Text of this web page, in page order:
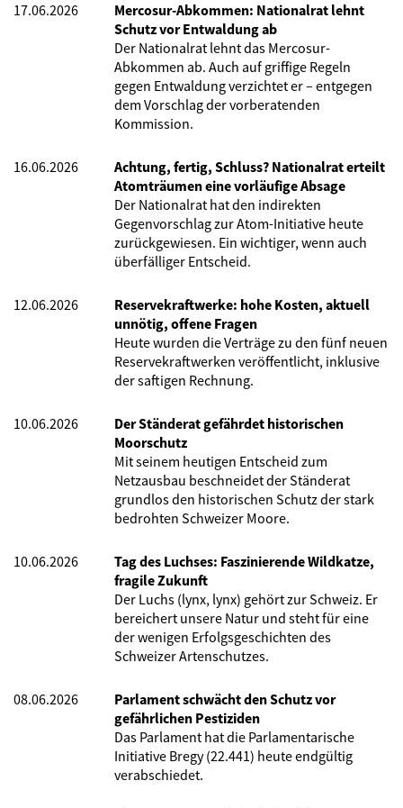
17.06.2026
Mercosur-Abkommen: Nationalrat lehnt
Schutz vor Entwaldung ab
Der Nationalrat lehnt das Mercosur-
Abkommen ab. Auch auf griffige Regeln
gegen Entwaldung verzichtet er – entgegen
dem Vorschlag der vorberatenden
Kommission.
16.06.2026
Achtung, fertig, Schluss? Nationalrat erteilt
Atomträumen eine vorläufige Absage
Der Nationalrat hat den indirekten
Gegenvorschlag zur Atom-Initiative heute
zurückgewiesen. Ein wichtiger, wenn auch
überfälliger Entscheid.
12.06.2026
Reservekraftwerke: hohe Kosten, aktuell
unnötig, offene Fragen
Heute wurden die Verträge zu den fünf neuen
Reservekraftwerken veröffentlicht, inklusive
der saftigen Rechnung.
10.06.2026
Der Ständerat gefährdet historischen
Moorschutz
Mit seinem heutigen Entscheid zum
Netzausbau beschneidet der Ständerat
grundlos den historischen Schutz der stark
bedrohten Schweizer Moore.
10.06.2026
Tag des Luchses: Faszinierende Wildkatze,
fragile Zukunft
Der Luchs (lynx, lynx) gehört zur Schweiz. Er
bereichert unsere Natur und steht für eine
der wenigen Erfolgsgeschichten des
Schweizer Artenschutzes.
08.06.2026
Parlament schwächt den Schutz vor
gefährlichen Pestiziden
Das Parlament hat die Parlamentarische
Initiative Bregy (22.441) heute endgültig
verabschiedet.